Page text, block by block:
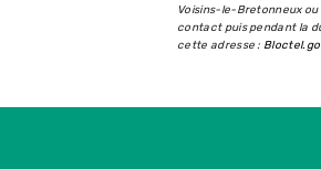
Voisins-le-Bretonneux
contact puis pendant la
cette adresse :